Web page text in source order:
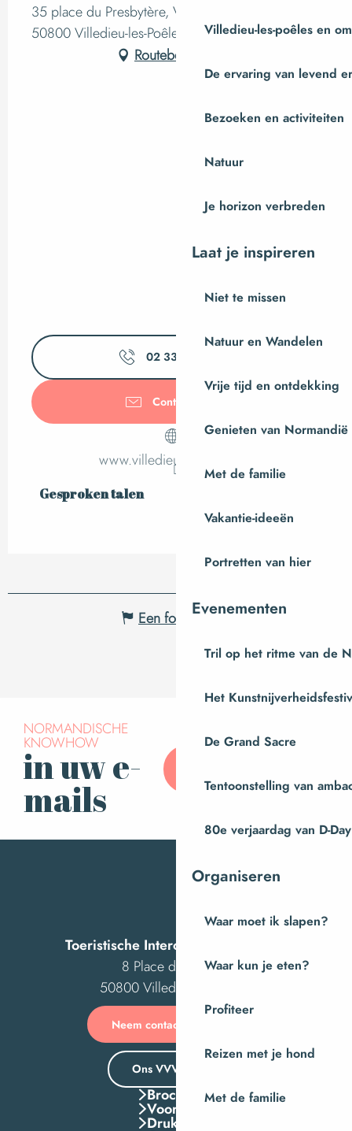
Villedieu-les-poêles en
De ervaring van levend
Bezoeken en activiteiten
Natuur
Je horizon verbreden
Laat je inspireren
Niet te missen
Natuur en Wandelen
Vrije tijd en ontdekking
Genieten van Normandië
Met de familie
Vakantie-ideeën
Portretten van hier
Evenementen
Tril op het ritme van de
Het
De Grand Sacre
Tentoonstelling van
80e verjaardag van D-Day
Organiseren
Waar moet ik slapen?
Waar kun je eten?
Profiteer
Reizen met je hond
Met de familie
35 place du Presbytère, VILLEDIEU-LES-POELES,
50800 Villedieu-les-Poêles
Routebeschrijving
02 33 69 24
Contacteer ons
www.villedieu-les-poeles.fr
Gesproken talen
Gesproken talen
Een fout melden
NORMANDISCHE
KNOWHOW
in uw e-
mails
Toeristische Intercom van Villedieu
8 Place des Costils
50800 Villedieu-les-Poêles
Neem contact met ons op
Ons VVV-kantoor
Brochures
Voordelen
Druk Op